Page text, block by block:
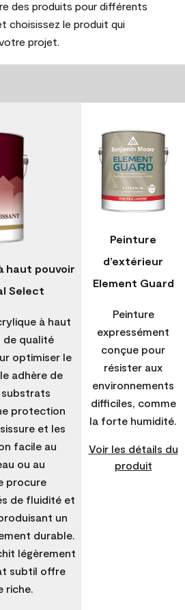
des produits pour différents
choisissez le produit qui
projet.
haut pouvoir
Select
à haut
de qualité
optimiser le
adhère de
protection
et les
facile au
ou au
procure
de fluidité et
un
durable.
légèrement
subtil offre
riche.
Peinture
d’extérieur
Element Guard
Peinture
expressément
conçue pour
résister aux
environnements
difficiles, comme
la forte humidité.
Voir les détails du
produit